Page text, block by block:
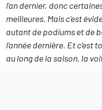
l'an dernier, donc
meilleures. Mais c'est
autant de podiums et de
l'année dernière. Et c'est
au long de la saison, la